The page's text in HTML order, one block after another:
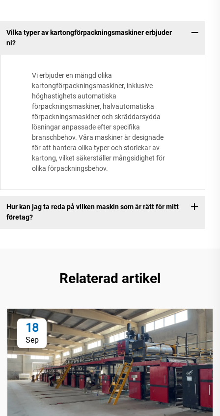
Vilka typer av kartongförpackningsmaskiner erbjuder
ni?
Vi erbjuder en mängd olika
kartongförpackningsmaskiner, inklusive
höghastighets automatiska
förpackningsmaskiner, halvautomatiska
förpackningsmaskiner och skräddarsydda
lösningar anpassade efter specifika
branschbehov. Våra maskiner är designade
för att hantera olika typer och storlekar av
kartong, vilket säkerställer mångsidighet för
olika förpackningsbehov.
Hur kan jag ta reda på vilken maskin som är rätt för mitt
företag?
Relaterad artikel
18
Sep